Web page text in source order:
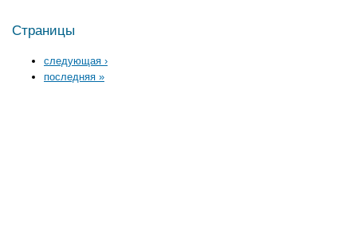
Страницы
следующая ›
последняя »